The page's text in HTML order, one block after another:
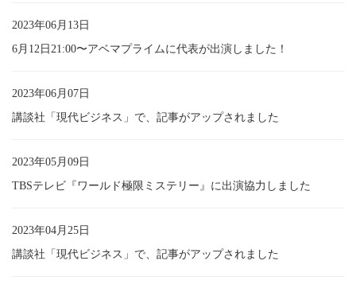
2023年06月13日
6月12日21:00〜アベマプライムに代表が出演しました！
2023年06月07日
講談社「現代ビジネス」で、記事がアップされました
2023年05月09日
TBSテレビ『ワールド極限ミステリー』に出演協力しました
2023年04月25日
講談社「現代ビジネス」で、記事がアップされました